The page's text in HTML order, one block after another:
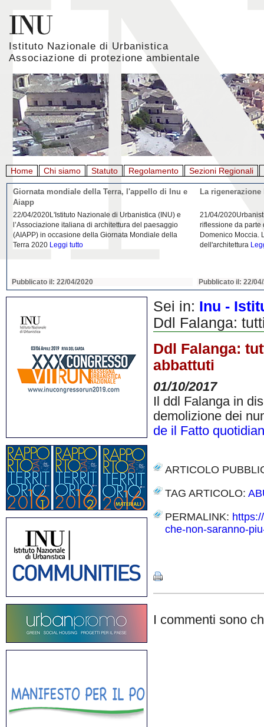
Istituto Nazionale di Urbanistica
Associazione di protezione ambientale
Home Chi siamo Statuto Regolamento Sezioni Regionali
Giornata mondiale della Terra, l'appello di Inu e
Aiapp
22/04/2020L'Istituto Nazionale di Urbanistica (INU) e
l’Associazione italiana di architettura del paesaggio
(AIAPP) in occasione della Giornata Mondiale della
Terra 2020 Leggi tutto
Pubblicato il: 22/04/2020
La
21/04/
riflessione da parte
Domenico Moccia.
dell'architettura
Pubblicato il: 22/
Sei in: Inu -
Ddl Falanga:
Ddl Falanga:
abbattuti
01/10/2017
Il ddl Falanga in
demolizione dei
de il Fatto
ARTICOLO
TAG ARTICOLO:
PERMALINK:
che-non-saranno-
I commenti sono